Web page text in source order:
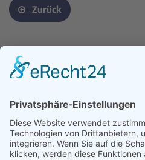
Zurück
Kontakt
Impressum
Datenschutz